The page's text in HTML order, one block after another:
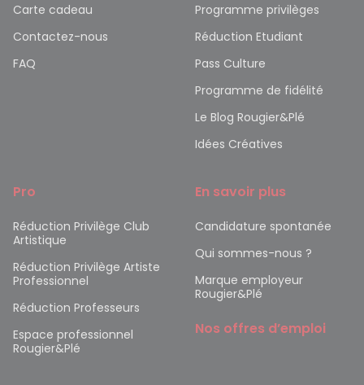
Carte cadeau
Contactez-nous
FAQ
Programme privilèges
Réduction Etudiant
Pass Culture
Programme de fidélité
Le Blog Rougier&Plé
Idées Créatives
Pro
Réduction Privilège Club
Artistique
Réduction Privilège Artiste
Professionnel
Réduction Professeurs
Espace professionnel
Rougier&Plé
En savoir plus
Candidature spontanée
Qui sommes-nous ?
Marque employeur
Rougier&Plé
Nos offres d’emploi